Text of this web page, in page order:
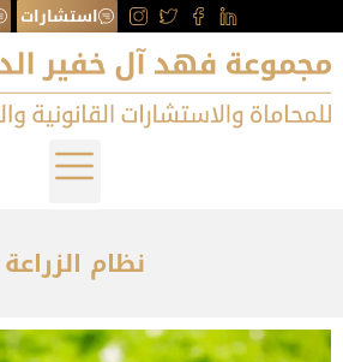
استشارات
نظام الزراعة